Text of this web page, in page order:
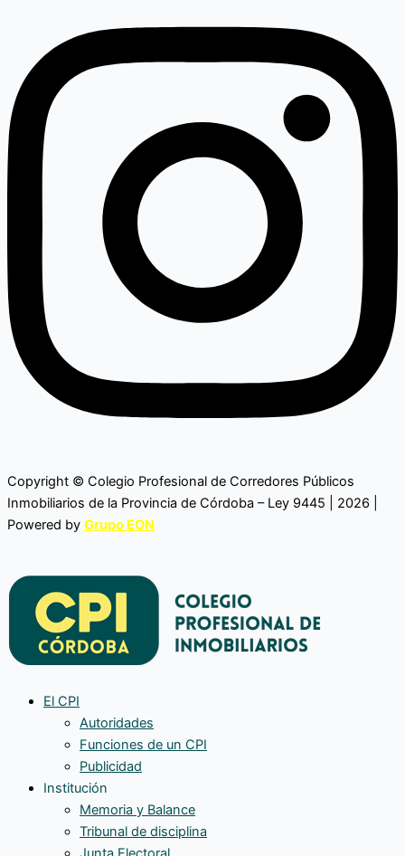
Copyright © Colegio Profesional de Corredores Públicos
Inmobiliarios de la Provincia de Córdoba – Ley 9445 | 2026 |
Powered by Grupo EON
El CPI
Autoridades
Funciones de un CPI
Publicidad
Institución
Memoria y Balance
Tribunal de disciplina